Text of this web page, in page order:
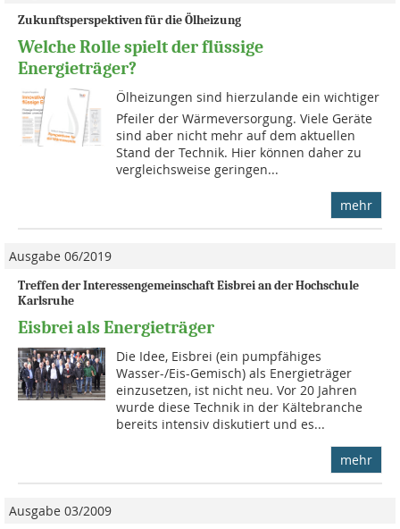
Zukunftsperspektiven für die Ölheizung
Welche Rolle spielt der flüssige
Energieträger?
Ölheizungen sind hierzulande ein wichtiger
Pfeiler der Wärmeversorgung. Viele Geräte
sind aber nicht mehr auf dem aktuellen
Stand der Technik. Hier können daher zu
vergleichsweise geringen...
mehr
Ausgabe 06/2019
Treffen der Interessengemeinschaft Eisbrei an der Hochschule
Karlsruhe
Eisbrei als Energieträger
Die Idee, Eisbrei (ein pumpfähi­ges
Wasser-/Eis-Gemisch) als Energieträger
einzusetzen, ist nicht neu. Vor 20 Jahren
wurde diese Technik in der Kältebranche
bereits intensiv diskutiert und es...
mehr
Ausgabe 03/2009